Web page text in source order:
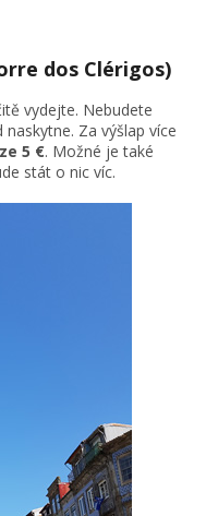
dos Clérigos)
vydejte. Nebudete
Za výšlap více
5 €. Možné je také
stát o nic víc.